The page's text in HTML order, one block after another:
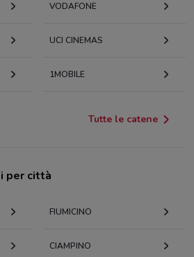
VODAFONE
UCI CINEMAS
1MOBILE
Tutte le catene
per città
FIUMICINO
CIAMPINO